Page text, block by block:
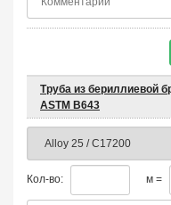
Труба из бериллиевой
ASTM B643
Кол-во: м =